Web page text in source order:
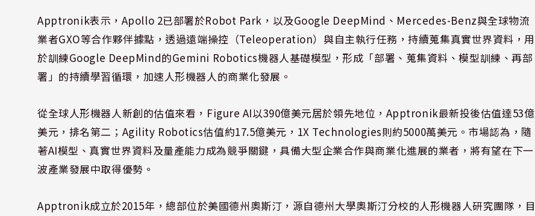
Apptronik表示，Apollo 2已部署於Robot Park，以及Google DeepMind、Mercedes-Benz與全球物流
業者GXO等合作夥伴據點，透過遠端操控（Teleoperation）與自主執行任務，持續蒐集真實世界資料，用
於訓練Google DeepMind的Gemini Robotics機器人基礎模型，形成「部署、蒐集資料、模型訓練、再部
署」的持續學習循環，加速人形機器人的商業化發展。
從全球人形機器人新創的估值來看，Figure AI以390億美元居於領先地位，Apptronik最新投後估值達53億
美元，排名第二；Agility Robotics估值約17.5億美元，1X Technologies則約5000萬美元。市場認為，隨
著AI模型、真實世界資料及量產能力成為競爭關鍵，具備大型企業合作與商業化進展的業者，將有望在下一
波產業發展中取得優勢。
Apptronik成立於2015年，總部位於美國德州奧斯汀，源自德州大學奧斯汀分校的人形機器人研究團隊，目